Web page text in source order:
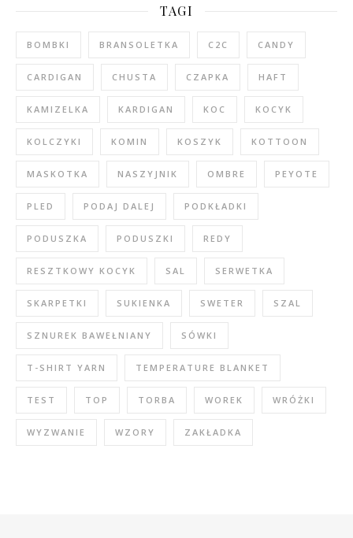
TAGI
BOMBKI BRANSOLETKA C2C CANDY
CARDIGAN CHUSTA CZAPKA HAFT
KAMIZELKA KARDIGAN KOC KOCYK
KOLCZYKI KOMIN KOSZYK KOTTOON
MASKOTKA NASZYJNIK OMBRE PEYOTE
PLED PODAJ DALEJ PODKŁADKI
PODUSZKA PODUSZKI REDY
RESZTKOWY KOCYK SAL SERWETKA
SKARPETKI SUKIENKA SWETER SZAL
SZNUREK BAWEŁNIANY SÓWKI
T-SHIRT YARN TEMPERATURE BLANKET
TEST TOP TORBA WOREK WRÓŻKI
WYZWANIE WZORY ZAKŁADKA